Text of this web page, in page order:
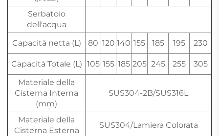
Serbatoio
dell'acqua
Capacità netta (L)
80 120 140 155 185 195 230
Capacità Totale (L) 105 155 185 205 245 255
305
Materiale della
Cisterna Interna
(mm)
SUS304-2B/SUS316L
Materiale della
Cisterna Esterna
SUS304/Lamiera Colorata